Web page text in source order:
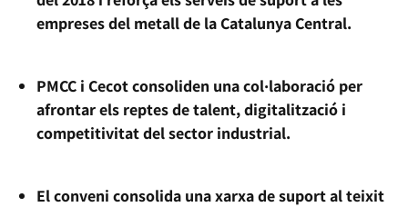
empreses del metall de la Catalunya Central.
PMCC i Cecot consoliden una col·laboració per
afrontar els reptes de talent, digitalització i
competitivitat del sector industrial.
El conveni consolida una xarxa de suport al teixit